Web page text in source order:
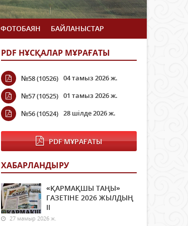
ФОТОБАЯН БАЙЛАНЫСТАР
PDF НҰСҚАЛАР МҰРАҒАТЫ
№58 (10526) 04 тамыз 2026 ж.
№57 (10525) 01 тамыз 2026 ж.
№56 (10524) 28 шілде 2026 ж.
PDF МҰРАҒАТЫ
ХАБАРЛАНДЫРУ
«ҚАРМАҚШЫ ТАҢЫ»
ГАЗЕТІНЕ 2026 ЖЫЛДЫҢ
ІI
27 мамыр 2026 ж.